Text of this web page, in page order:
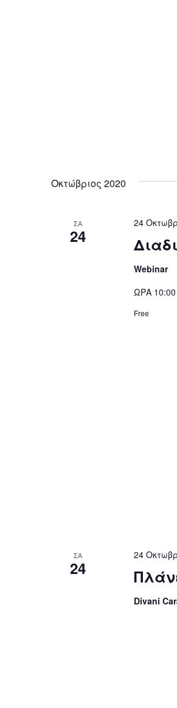
Οκτώβριος 2020
ΣΑ
24
24
Webinar
ΩΡΑ
Free
ΣΑ
24
24
Divani